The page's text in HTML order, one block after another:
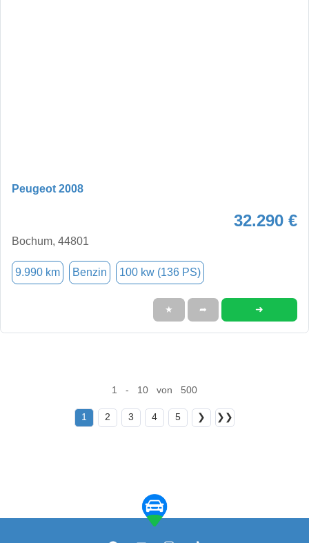
Peugeot 2008
32.290 €
Bochum, 44801
9.990 km Benzin 100 kw (136 PS)
★ ➦ ➜
1 - 10 von 500
1 2 3 4 5 ❯ ❯❯